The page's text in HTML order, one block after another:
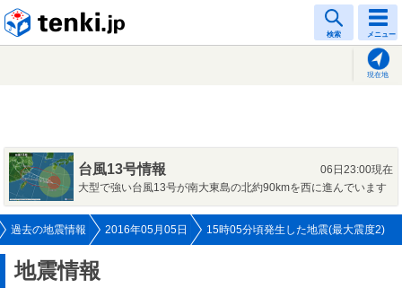
検索 メニュー
現在地
台風13号情報
06日23:00現在
大型で強い台風13号が南大東島の北約90kmを西に進んでいます
過去の地震情報 2016年05月05日 15時05分頃発生した地震(最大震度2)
地震情報